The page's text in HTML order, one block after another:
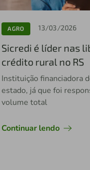
AGRO 13/03/2026
Sicredi é líder nas
crédito rural no RS
Instituição financiadora
estado, já que foi
volume total
Continuar lendo